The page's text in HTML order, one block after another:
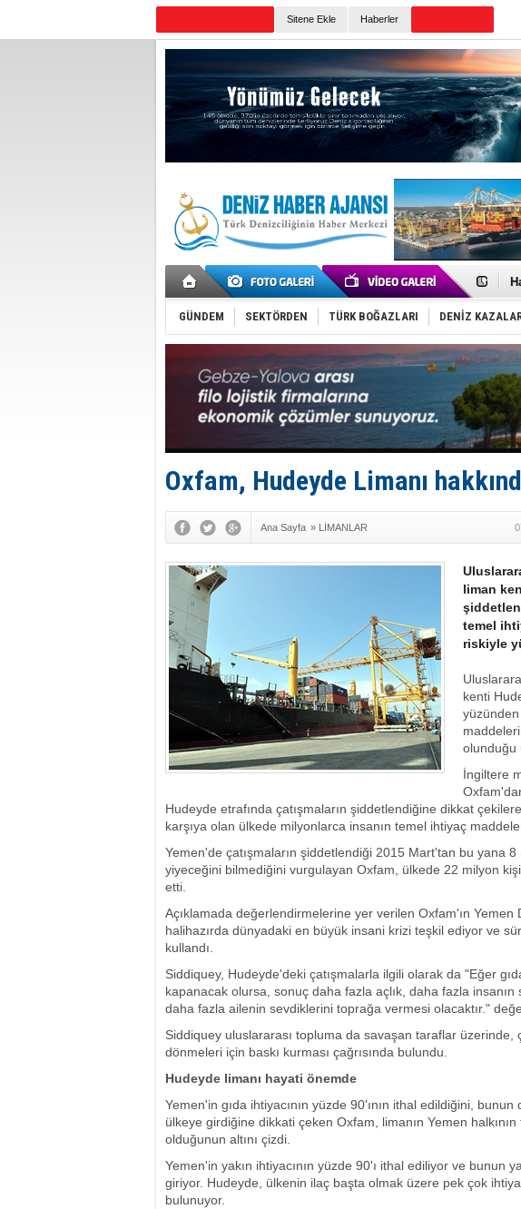
Sitene Ekle Haberler
GÜNDEM SEKTÖRDEN TÜRK BOĞAZLARI DENİZ
Oxfam, Hudeyde Limanı
Ana Sayfa » LİMANLAR
liman
temel
riskiyle
kenti
olunduğu
İngiltere
Hudeyde etrafında çatışmaların şiddetlendiğine dikkat
karşıya olan ülkede milyonlarca insanın temel ihtiyaç
Yemen'de çatışmaların şiddetlendiği 2015 Mart'tan bu yana
yiyeceğini bilmediğini vurgulayan Oxfam, ülkede 22 milyon
etti.
Açıklamada değerlendirmelerine yer verilen Oxfam'ın
halihazırda dünyadaki en büyük insani krizi teşkil ediyor ve
kullandı.
Siddiquey, Hudeyde'deki çatışmalarla ilgili olarak da "Eğer
kapanacak olursa, sonuç daha fazla açlık, daha fazla insanın
daha fazla ailenin sevdiklerini toprağa vermesi olacaktır."
Siddiquey uluslararası topluma da savaşan taraflar üzerinde,
dönmeleri için baskı kurması çağrısında bulundu.
Hudeyde limanı hayati önemde
Yemen'in gıda ihtiyacının yüzde 90'ının ithal edildiğini,
ülkeye girdiğine dikkati çeken Oxfam, limanın Yemen
olduğunun altını çizdi.
Yemen'in yakın ihtiyacının yüzde 90'ı ithal ediliyor ve bunun
giriyor. Hudeyde, ülkenin ilaç başta olmak üzere pek çok
bulunuyor.